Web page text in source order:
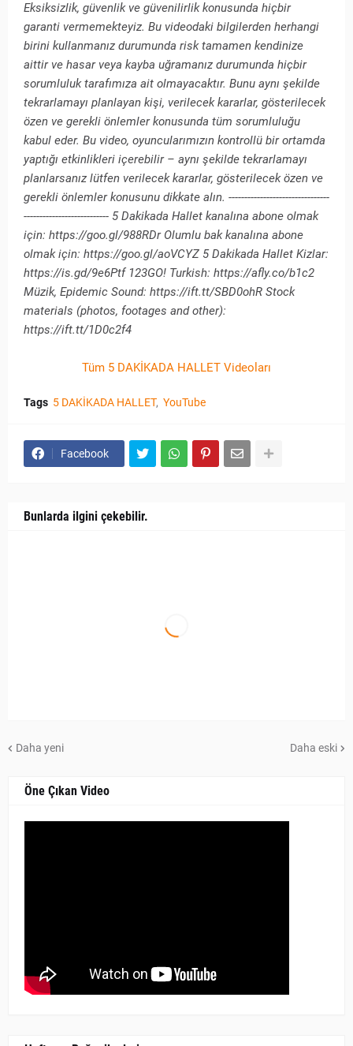
Eksiksizlik, güvenlik ve güvenilirlik konusunda hiçbir
garanti vermemekteyiz. Bu videodaki bilgilerden herhangi
birini kullanmanız durumunda risk tamamen kendinize
aittir ve hasar veya kayba uğramanız durumunda hiçbir
sorumluluk tarafımıza ait olmayacaktır. Bunu aynı şekilde
tekrarlamayı planlayan kişi, verilecek kararlar, gösterilecek
özen ve gerekli önlemler konusunda tüm sorumluluğu
kabul eder. Bu video, oyuncularımızın kontrollü bir ortamda
yaptığı etkinlikleri içerebilir – aynı şekilde tekrarlamayı
planlarsanız lütfen verilecek kararlar, gösterilecek özen ve
gerekli önlemler konusunu dikkate alın. --------------------------------
--------------------------- 5 Dakikada Hallet kanalına abone olmak
için: https://goo.gl/988RDr Olumlu bak kanalına abone
olmak için: https://goo.gl/aoVCYZ 5 Dakikada Hallet Kizlar:
https://is.gd/9e6Ptf 123GO! Turkish: https://afly.co/b1c2
Müzik, Epidemic Sound: https://ift.tt/SBD0ohR Stock
materials (photos, footages and other):
https://ift.tt/1D0c2f4
Tüm 5 DAKİKADA HALLET Videoları
Tags 5 DAKİKADA HALLET YouTube
Facebook
Bunlarda ilgini çekebilir.
Daha yeni Daha eski
Öne Çıkan Video